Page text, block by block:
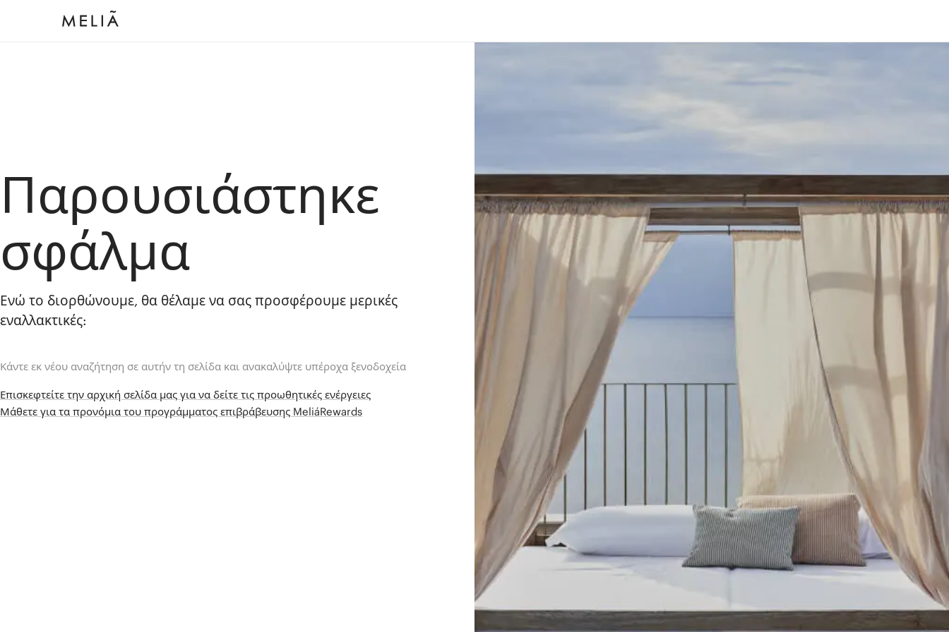
Παρουσιάστηκε
σφάλμα
Ενώ το διορθώνουμε, θα θέλαμε να σας προσφέρουμε μερικές
εναλλακτικές:
Κάντε εκ νέου αναζήτηση σε αυτήν τη σελίδα και ανακαλύψτε υπέροχα ξενοδοχεία
Επισκεφτείτε την αρχική σελίδα μας για να δείτε τις προωθητικές ενέργειες
Μάθετε για τα προνόμια του προγράμματος επιβράβευσης MeliáRewards